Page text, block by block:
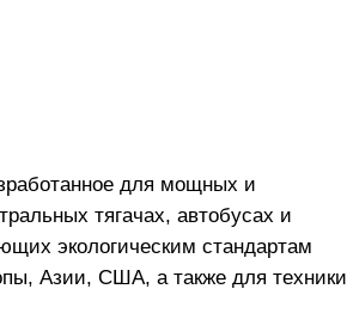
для мощных и
тягачах, автобусах и
экологическим стандартам
Азии, США, а также для техники